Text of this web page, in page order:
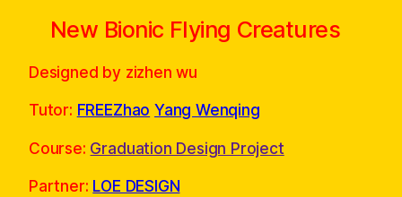
New Bionic Flying Creatures
Designed by zizhen wu
Tutor: FREEZhao Yang Wenqing
Course: Graduation Design Project
Partner: LOE DESIGN